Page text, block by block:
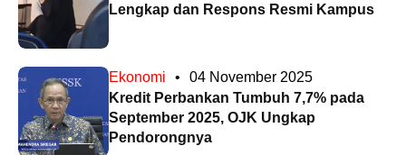
Lengkap dan Respons Resmi Kampus
Ekonomi •
04 November 2025
Kredit Perbankan Tumbuh 7,7% pada
September 2025, OJK Ungkap
Pendorongnya